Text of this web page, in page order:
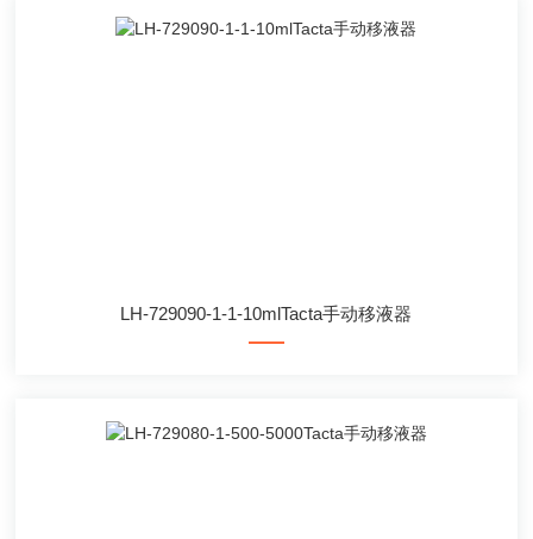
LH-729090-1-1-10mlTacta手动移液器